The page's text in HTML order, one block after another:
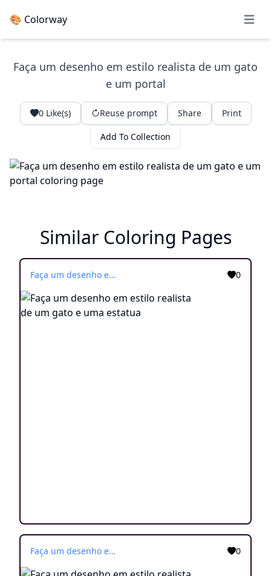
🎨 Colorway Open
Faça um desenho em estilo realista de um gato
e um portal
0Like(s) Reuse prompt Share Print
Add To Collection
Similar Coloring Pages
Faça um desenho em estilo realista de um gato e uma estatua 0
Faça um desenho em estilo realista de um gato e uma torre 0